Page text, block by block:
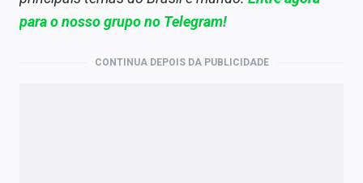
para o nosso grupo no Telegram!
CONTINUA DEPOIS DA PUBLICIDADE